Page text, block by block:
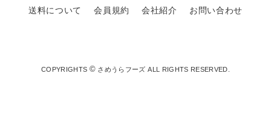
送料について 会員規約 会社紹介 お問い合わせ
COPYRIGHTS © さめうらフーズ ALL RIGHTS RESERVED.